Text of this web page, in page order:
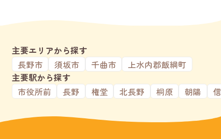
主要エリアから探す
長野市
須坂市 千曲市
上水内郡飯綱町
主要駅から探す
市役所前
長野 権堂 北長野 桐原 朝陽